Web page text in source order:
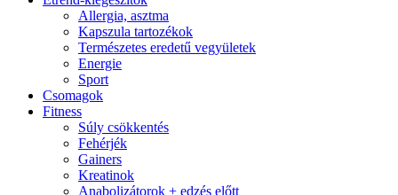
Allergia, asztma
Kapszula tartozékok
Természetes eredetű vegyületek
Energie
Sport
Csomagok
Fitness
Súly csökkentés
Fehérjék
Gainers
Kreatinok
Anabolizátorok + edzés előtt